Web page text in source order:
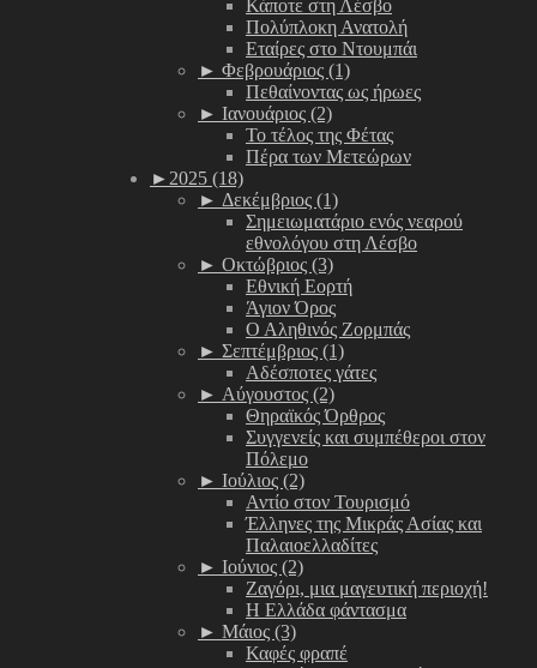
Κάποτε στη Λέσβο
Πολύπλοκη Ανατολή
Εταίρες στο Ντουμπάι
► Φεβρουάριος (1)
Πεθαίνοντας ως ήρωες
► Ιανουάριος (2)
Το τέλος της Φέτας
Πέρα των Μετεώρων
► 2025 (18)
► Δεκέμβριος (1)
Σημειωματάριο ενός νεαρού
εθνολόγου στη Λέσβο
► Οκτώβριος (3)
Εθνική Εορτή
Άγιον Όρος
Ο Αληθινός Ζορμπάς
► Σεπτέμβριος (1)
Αδέσποτες γάτες
► Αύγουστος (2)
Θηραϊκός Όρθρος
Συγγενείς και συμπέθεροι στον
Πόλεμο
► Ιούλιος (2)
Αντίο στον Τουρισμό
Έλληνες της Μικράς Ασίας και
Παλαιοελλαδίτες
► Ιούνιος (2)
Ζαγόρι, μια μαγευτική περιοχή!
Η Ελλάδα φάντασμα
► Μάιος (3)
Καφές φραπέ